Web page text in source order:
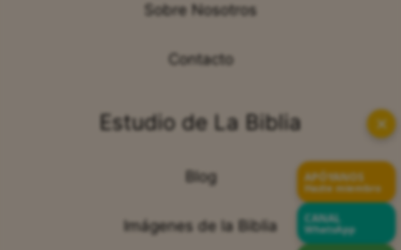
Sobre Nosotros
Contacto
Estudio de La Biblia
Blog
Imágenes de la Biblia
✕
APÓYANOS
Hazte miembro
CANAL
WhatsApp